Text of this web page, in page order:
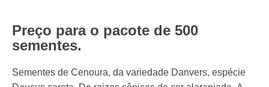
Preço para o pacote de 500
sementes.
Sementes de Cenoura, da variedade Danvers, espécie